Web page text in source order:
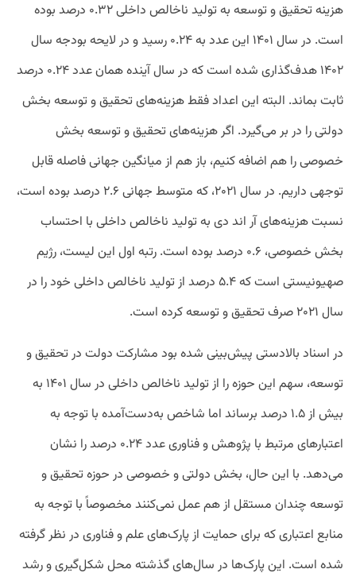
هزینه تحقیق و توسعه به تولید ناخالص داخلی ۰.۳۲ درصد بوده
است. در سال ۱۴۰۱ این عدد به ۰.۲۴ رسید و در لایحه بودجه سال
۱۴۰۲ هدف‌گذاری شده است که در سال آینده همان عدد ۰.۲۴ درصد
ثابت بماند. البته این اعداد فقط هزینه‌های تحقیق و توسعه بخش
دولتی را در بر می‌گیرد. اگر هزینه‌های تحقیق و توسعه بخش
خصوصی را هم اضافه کنیم، باز هم از میانگین جهانی فاصله قابل
توجهی داریم. در سال ۲۰۲۱، که متوسط جهانی ۲.۶ درصد بوده است،
نسبت هزینه‌های آر اند دی به تولید ناخالص داخلی با احتساب
بخش خصوصی، ۰.۶ درصد بوده است. رتبه اول این لیست، رژیم
صهیونیستی است که ۵.۴ درصد از تولید ناخالص داخلی خود را در
سال ۲۰۲۱ صرف تحقیق و توسعه کرده است.
در اسناد بالادستی پیش‌بینی شده بود مشارکت دولت در تحقیق و
توسعه، سهم این حوزه را از تولید ناخالص داخلی در سال ۱۴۰۱ به
بیش از ۱.۵ درصد برساند اما شاخص به‌دست‌آمده با توجه به
اعتبارهای مرتبط با پژوهش و فناوری عدد ۰.۲۴ درصد را نشان
می‌دهد. با این حال، بخش دولتی و خصوصی در حوزه تحقیق و
توسعه چندان مستقل از هم عمل نمی‌کنند مخصوصاً با توجه به
منابع اعتباری که برای حمایت از پارک‌های علم‌‌ و فناوری در نظر گرفته
شده است. این پارک‌ها در سال‌های گذشته محل شکل‌گیری و رشد